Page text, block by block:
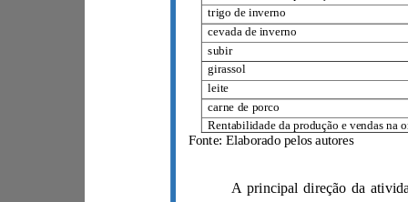
trigo de inverno
cevada de inverno
subir
girassol
leite
carne de porco
Fonte: Elaborado pelos autores